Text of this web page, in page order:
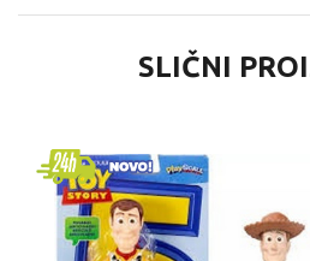
SLIČNI